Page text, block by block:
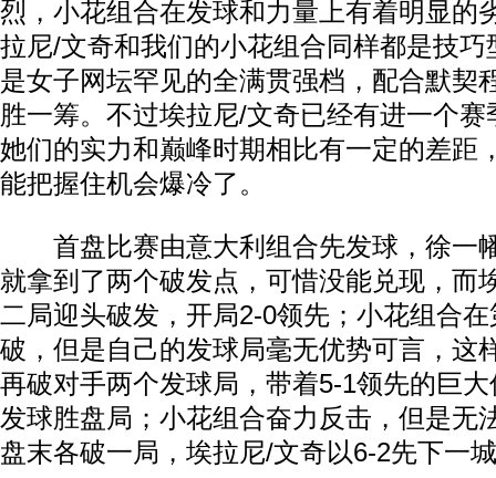
烈，小花组合在发球和力量上有着明显的
拉尼/文奇和我们的小花组合同样都是技巧
是女子网坛罕见的全满贯强档，配合默契
胜一筹。不过埃拉尼/文奇已经有进一个
她们的实力和巅峰时期相比有一定的差距
能把握住机会爆冷了。
首盘比赛由意大利组合先发球，徐一
就拿到了两个破发点，可惜没能兑现，而
二局迎头破发，开局2-0领先；小花组合
破，但是自己的发球局毫无优势可言，这
再破对手两个发球局，带着5-1领先的巨
发球胜盘局；小花组合奋力反击，但是无
盘末各破一局，埃拉尼/文奇以6-2先下一